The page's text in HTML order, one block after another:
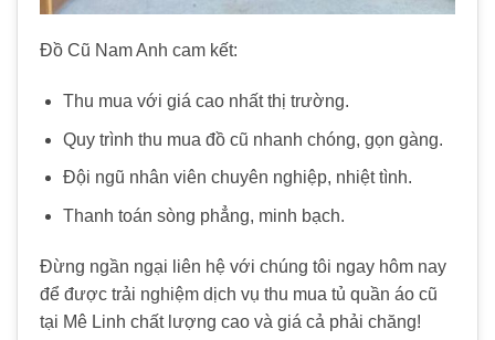
Đồ Cũ Nam Anh cam kết:
Thu mua với giá cao nhất thị trường.
Quy trình thu mua đồ cũ nhanh chóng, gọn gàng.
Đội ngũ nhân viên chuyên nghiệp, nhiệt tình.
Thanh toán sòng phẳng, minh bạch.
Đừng ngần ngại liên hệ với chúng tôi ngay hôm nay
để được trải nghiệm dịch vụ thu mua tủ quần áo cũ
tại Mê Linh chất lượng cao và giá cả phải chăng!